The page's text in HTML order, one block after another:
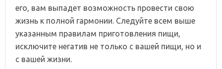
его, вам выпадет возможность провести свою
жизнь к полной гармонии. Следуйте всем выше
указанным правилам приготовления пищи,
исключите негатив не только с вашей пищи, но и
с вашей жизни.